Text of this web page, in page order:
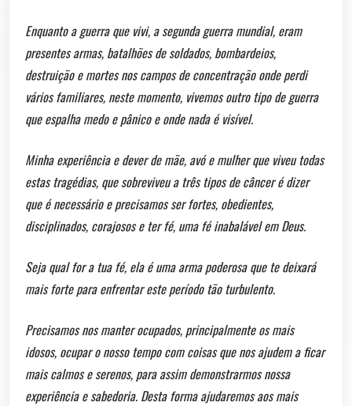
Enquanto a guerra que vivi, a segunda guerra mundial, eram
presentes armas, batalhões de soldados, bombardeios,
destruição e mortes nos campos de concentração onde perdi
vários familiares, neste momento, vivemos outro tipo de guerra
que espalha medo e pânico e onde nada é visível.
Minha experiência e dever de mãe, avó e mulher que viveu todas
estas tragédias, que sobreviveu a três tipos de câncer é dizer
que é necessário e precisamos ser fortes, obedientes,
disciplinados, corajosos e ter fé, uma fé inabalável em Deus.
Seja qual for a tua fé, ela é uma arma poderosa que te deixará
mais forte para enfrentar este período tão turbulento.
Precisamos nos manter ocupados, principalmente os mais
idosos, ocupar o nosso tempo com coisas que nos ajudem a ficar
mais calmos e serenos, para assim demonstrarmos nossa
experiência e sabedoria. Desta forma ajudaremos aos mais